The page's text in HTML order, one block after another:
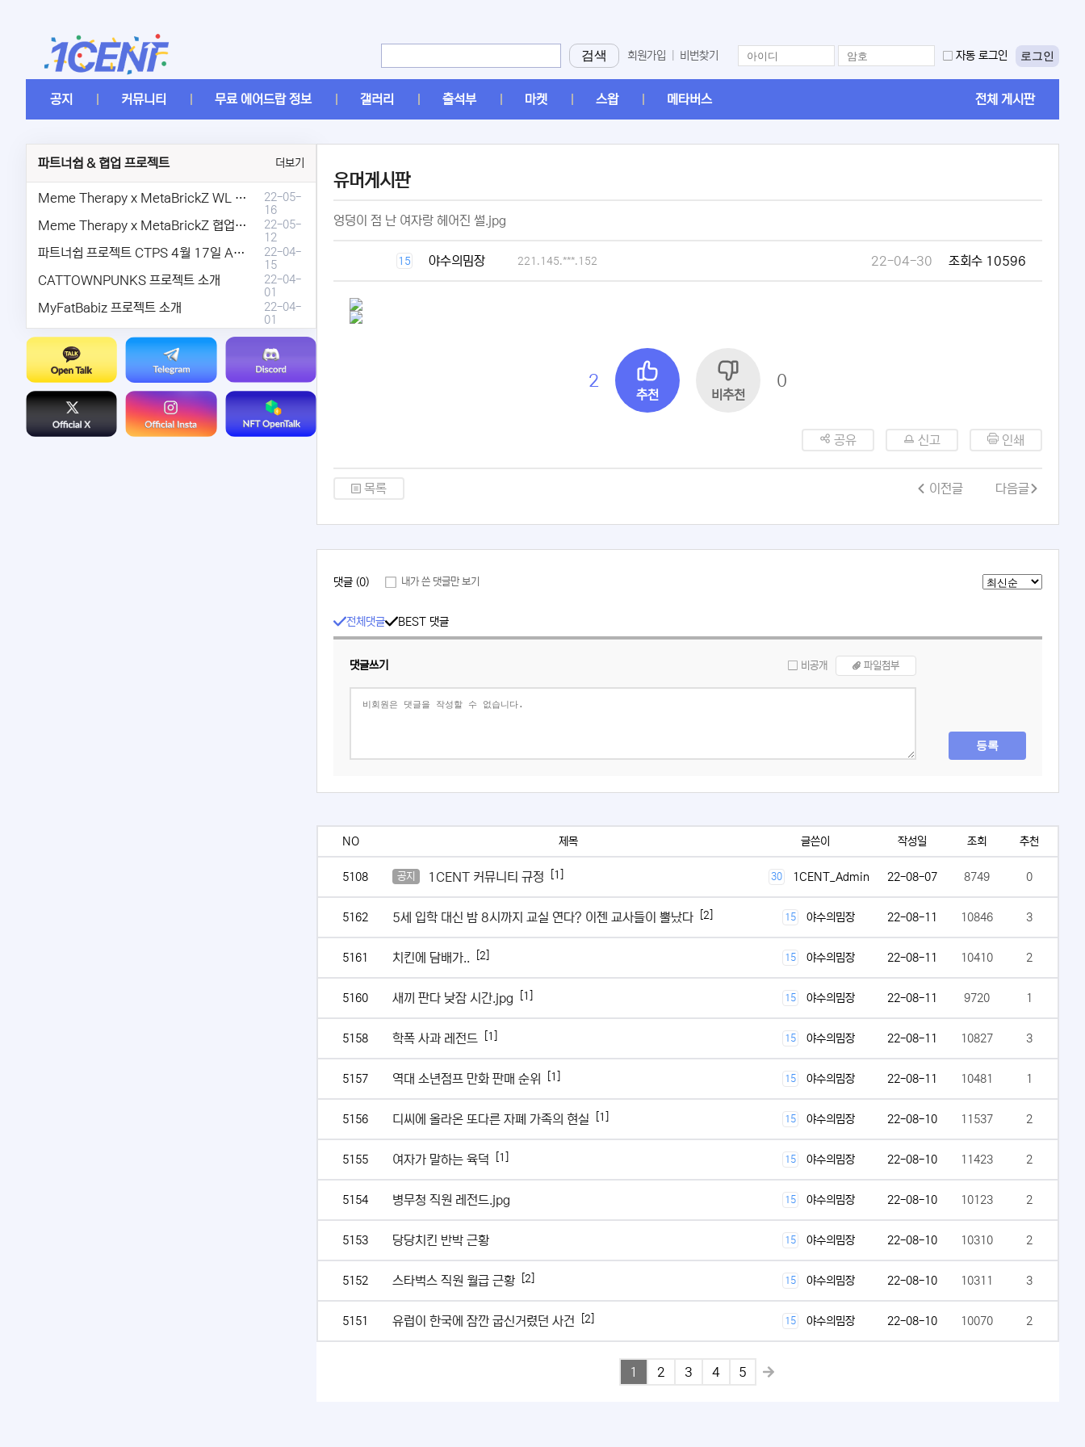
검색 회원가입 비번찾기 자동 로그인 로그인
공지 커뮤니티 무료 에어드랍 정보 갤러리 출석부 마켓 스왑 메타버스 전체 게시판
파트너쉽 & 협업 프로젝트 더보기
Meme Therapy x MetaBrickZ WL & AriDrop 이벤트 결과안내!
22-05-
16
Meme Therapy x MetaBrickZ 협업 & WL , AriDrop 이벤트 안내 [1]
22-05-
12
파트너쉽 프로젝트 CTPS 4월 17일 AMA안내.
22-04-
15
CATTOWNPUNKS 프로젝트 소개
22-04-
01
MyFatBabiz 프로젝트 소개
22-04-
01
유머게시판
엉덩이 점 난 여자랑 헤어진 썰.jpg
15 야수의밈장 221.145.***.152 22-04-30 조회수 10596
2
추천 비추천
0
공유 신고 인쇄
목록 이전글 다음글
댓글 (0) 내가 쓴 댓글만 보기
전체댓글 BEST 댓글
댓글쓰기 비공개 파일첨부
등록
NO 제목 글쓴이 작성일 조회 추천
5108 공지 1CENT 커뮤니티 규정 [1] 30 1CENT_Admin 22-08-07 8749 0
5162 5세 입학 대신 밤 8시까지 교실 연다? 이젠 교사들이 뿔났다 [2] 15 야수의밈장 22-08-11 10846 3
5161 치킨에 담배가.. [2] 15 야수의밈장 22-08-11 10410 2
5160 새끼 판다 낮잠 시간.jpg [1] 15 야수의밈장 22-08-11 9720 1
5158 학폭 사과 레전드 [1] 15 야수의밈장 22-08-11 10827 3
5157 역대 소년점프 만화 판매 순위 [1] 15 야수의밈장 22-08-11 10481 1
5156 디씨에 올라온 또다른 자폐 가족의 현실 [1] 15 야수의밈장 22-08-10 11537 2
5155 여자가 말하는 육덕 [1] 15 야수의밈장 22-08-10 11423 2
5154 병무청 직원 레전드.jpg 15 야수의밈장 22-08-10 10123 2
5153 당당치킨 반박 근황 15 야수의밈장 22-08-10 10310 2
5152 스타벅스 직원 월급 근황 [2] 15 야수의밈장 22-08-10 10311 3
5151 유럽이 한국에 잠깐 굽신거렸던 사건 [2] 15 야수의밈장 22-08-10 10070 2
1 2 3 4 5